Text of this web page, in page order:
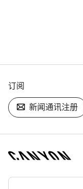
订阅
新闻通讯注册
[footer.linksList.title]